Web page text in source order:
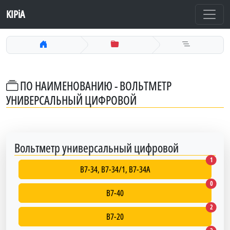
KIPiA
ПО НАИМЕНОВАНИЮ - ВОЛЬТМЕТР
УНИВЕРСАЛЬНЫЙ ЦИФРОВОЙ
Вольтметр универсальный цифровой
В7-34, В7-34/1, В7-34А
1В7-34,
В7-40
0В7-40
В7-20
2В7-20